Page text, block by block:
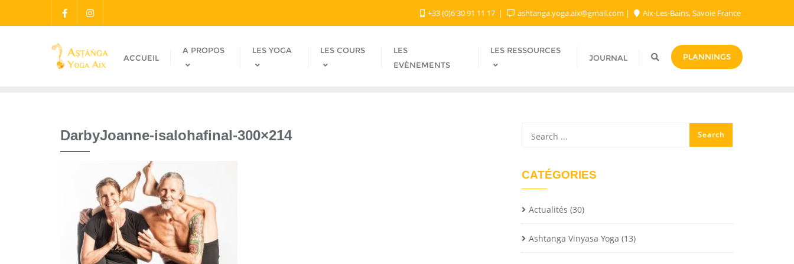
+33 (0)6 30 91 11 17 ashtanga.yoga.aix@gmail.com​ Aix-Les-Bains, Savoie France
ACCUEIL
A PROPOS LES YOGA LES COURS
LES
EVÈNEMENTS
LES RESSOURCES
JOURNAL PLANNINGS
DarbyJoanne-isalohafinal-300×214
CATÉGORIES
Actualités (30)
Ashtanga Vinyasa Yoga (13)